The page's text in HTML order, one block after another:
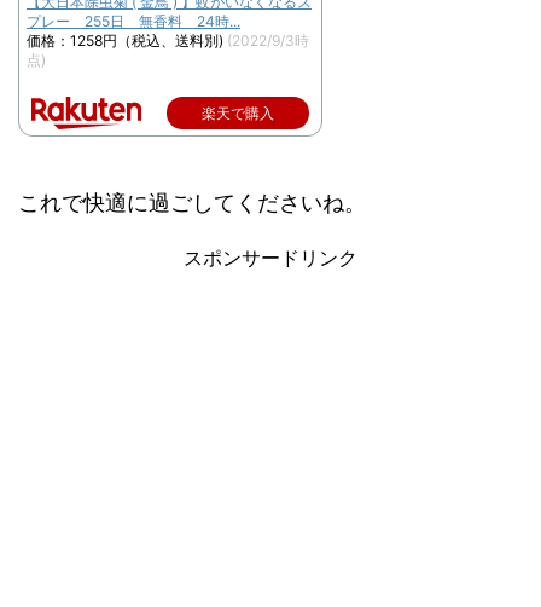
プレー 255日 無香料 24時...
価格：1258円（税込、送料別) (2022/9/3時
点)
楽天で購入
これで快適に過ごしてくださいね。
スポンサードリンク